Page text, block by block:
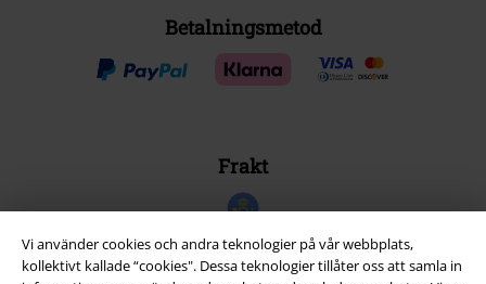
Vi använder cookies och andra teknologier på vår webbplats,
kollektivt kallade “cookies". Dessa teknologier tillåter oss att samla in
Betalningsmetod
Frakt